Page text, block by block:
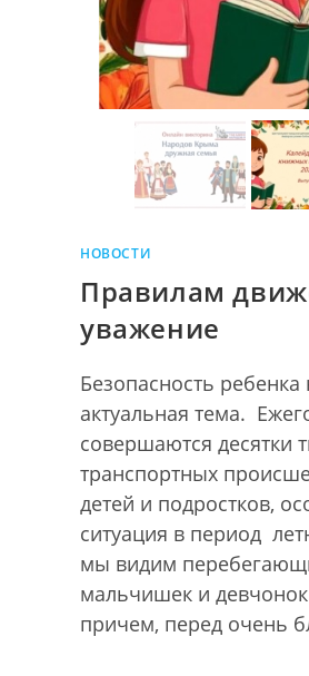
НОВОСТИ
Правилам
уважение
Безопасность
актуальная тема.
совершаются десятки
транспортных
детей и подростков,
ситуация в период
мы видим
мальчишек и
причем, перед очень